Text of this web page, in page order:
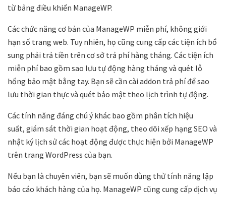
từ bảng điều khiển ManageWP.
Các chức năng cơ bản của ManageWP miễn phí, không giới
hạn số trang web. Tuy nhiên, họ cũng cung cấp các tiện ích bổ
sung phải trả tiền trên cơ sở trả phí hàng tháng. Các tiện ích
miễn phí bao gồm sao lưu tự động hàng tháng và quét lỗ
hổng bảo mật bằng tay. Bạn sẽ cần cài addon trả phí để sao
lưu thời gian thực và quét bảo mật theo lịch trình tự động.
Các tính năng đáng chú ý khác bao gồm phân tích hiệu
suất, giám sát thời gian hoạt động, theo dõi xếp hạng SEO và
nhật ký lịch sử các hoạt động được thực hiện bởi ManageWP
trên trang WordPress của bạn.
Nếu bạn là chuyên viên, bạn sẽ muốn dùng thử tính năng lập
báo cáo khách hàng của họ. ManageWP cũng cung cấp dịch vụ